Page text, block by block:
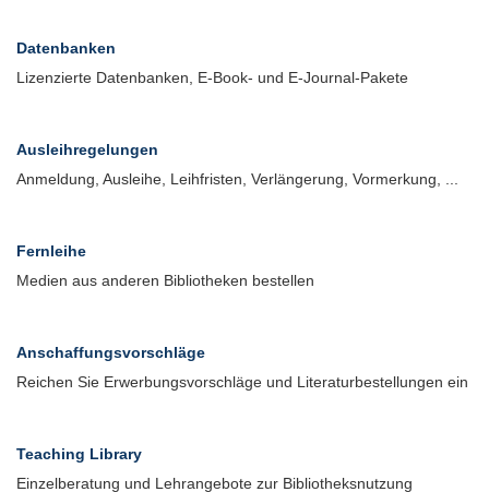
Datenbanken
Lizenzierte Datenbanken, E-Book- und E-Journal-Pakete
Ausleihregelungen
Anmeldung, Ausleihe, Leihfristen, Verlängerung, Vormerkung, ...
Fernleihe
Medien aus anderen Bibliotheken bestellen
Anschaffungsvorschläge
Reichen Sie Erwerbungsvorschläge und Literaturbestellungen ein
Teaching Library
Einzelberatung und Lehrangebote zur Bibliotheksnutzung